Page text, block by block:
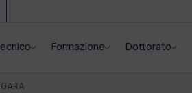
Formazione Dottorato